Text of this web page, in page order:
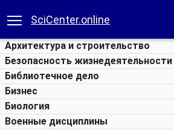
SciCenter.online
Архитектура и строительство
Безопасность жизнедеятельности
Библиотечное дело
Бизнес
Биология
Военные дисциплины